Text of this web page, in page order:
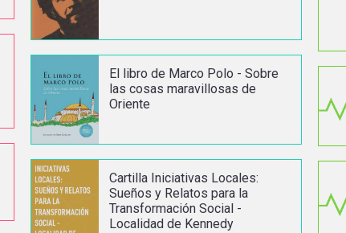
El libro de Marco Polo - Sobre
las cosas maravillosas de
Oriente
Cartilla Iniciativas Locales:
Sueños y Relatos para la
Transformación Social -
Localidad de Kennedy